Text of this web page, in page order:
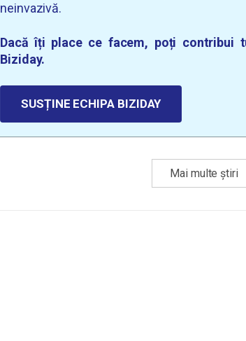
neinvazivă.
Dacă îți place ce facem, poți contribui
Biziday.
SUSȚINE ECHIPA BIZIDAY
Mai multe știri